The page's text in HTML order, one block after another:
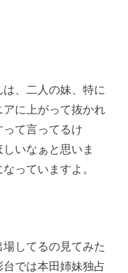
、二人の妹、特に
に上がって抜かれ
て言ってるけ
いなぁと思いま
っていますよ。
してるの見てみた
では本田姉妹独占